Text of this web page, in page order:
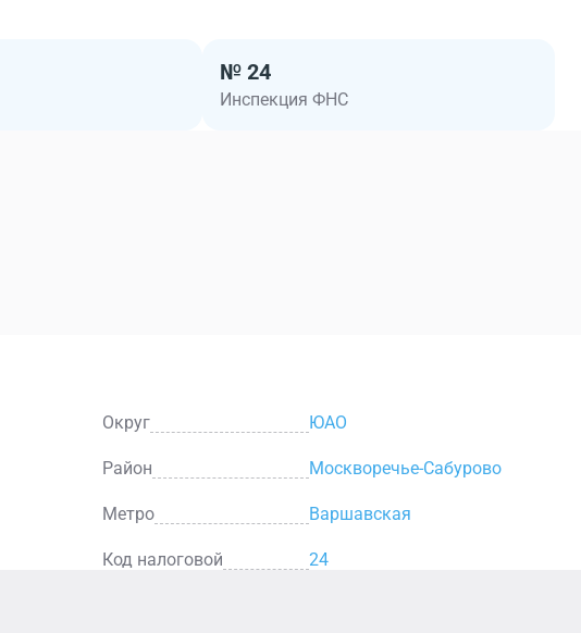
№ 24
Инспекция ФНС
Округ ЮАО
Район Москворечье-Сабурово
Метро Варшавская
Код налоговой 24